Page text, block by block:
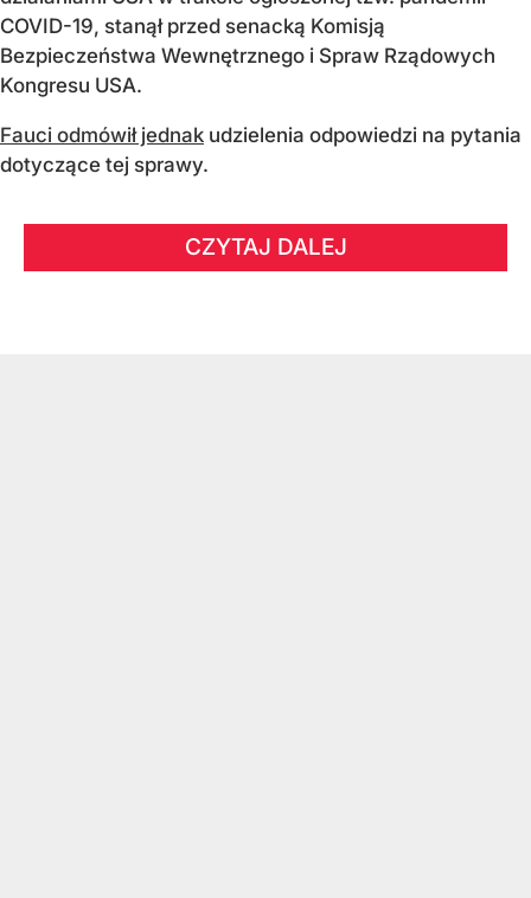
COVID-19, stanął przed senacką Komisją
Bezpieczeństwa Wewnętrznego i Spraw Rządowych
Kongresu USA.
Fauci odmówił jednak udzielenia odpowiedzi na pytania
dotyczące tej sprawy.
CZYTAJ DALEJ